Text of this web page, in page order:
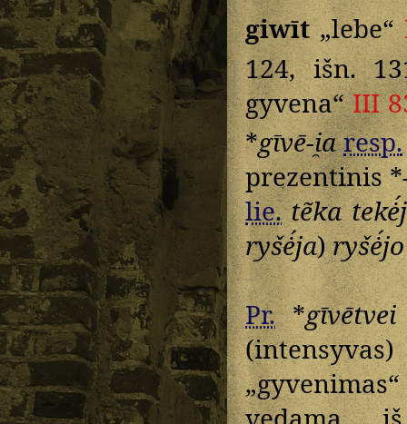
giwīt„lebe“
124, išn.
gyvena“III
*gīvē-i̯a resp.
prezentinis *
lie. tẽka
ryšė́ja)
Pr.*gīvētvei